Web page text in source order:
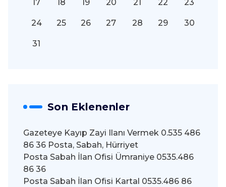
17 18 19 20 21 22 23
24 25 26 27 28 29 30
31
Son Eklenenler
Gazeteye Kayıp Zayi Ilanı Vermek 0.535 486
86 36 Posta, Sabah, Hürriyet
Posta Sabah İlan Ofisi Ümraniye 0535.486
86 36
Posta Sabah İlan Ofisi Kartal 0535.486 86